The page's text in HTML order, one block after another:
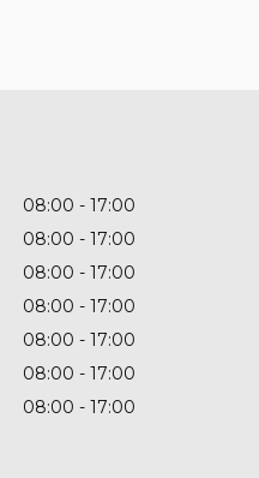
08:00
17:00
08:00
17:00
08:00
17:00
08:00
17:00
08:00
17:00
08:00
17:00
08:00 17:00